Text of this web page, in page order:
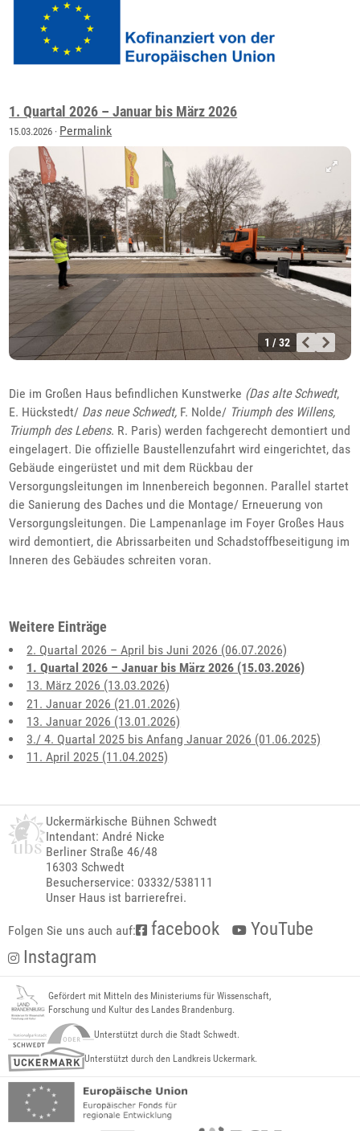
1. Quartal 2026 – Januar bis März 2026
15.03.2026 · Permalink
1 / 32
Die im Großen Haus befindlichen Kunstwerke (Das alte Schwedt,
E. Hückstedt/ Das neue Schwedt, F. Nolde/ Triumph des Willens,
Triumph des Lebens. R. Paris) werden fachgerecht demontiert und
eingelagert. Die offizielle Baustellenzufahrt wird eingerichtet, das
Gebäude eingerüstet und mit dem Rückbau der
Versorgungsleitungen im Innenbereich begonnen. Parallel startet
die Sanierung des Daches und die Montage/ Erneuerung von
Versorgungsleitungen. Die Lampenanlage im Foyer Großes Haus
wird demontiert, die Abrissarbeiten und Schadstoffbeseitigung im
Inneren des Gebäudes schreiten voran.
Weitere Einträge
2. Quartal 2026 – April bis Juni 2026 (06.07.2026)
1. Quartal 2026 – Januar bis März 2026 (15.03.2026)
13. März 2026 (13.03.2026)
21. Januar 2026 (21.01.2026)
13. Januar 2026 (13.01.2026)
3./ 4. Quartal 2025 bis Anfang Januar 2026 (01.06.2025)
11. April 2025 (11.04.2025)
Uckermärkische Bühnen Schwedt
Intendant: André Nicke
Berliner Straße 46/48
16303 Schwedt
Besucherservice: 03332/538111
Unser Haus ist barrierefrei.
Folgen Sie uns auch auf: facebook
YouTube
Instagram
Gefördert mit Mitteln des Ministeriums für Wissenschaft,
Forschung und Kultur des Landes Brandenburg.
Unterstützt durch die Stadt Schwedt.
Unterstützt durch den Landkreis Uckermark.